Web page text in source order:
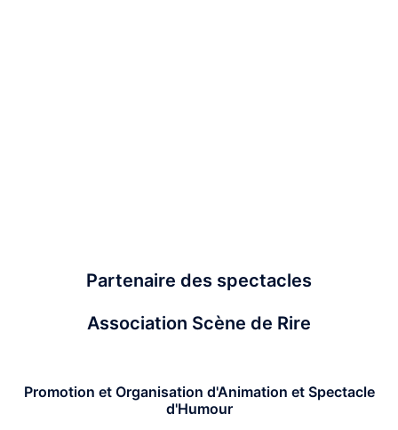
Partenaire des spectacles
Association Scène de Rire
Promotion et Organisation d'Animation et Spectacle
d'Humour